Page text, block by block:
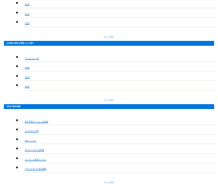
1LDK
2LDK
3LDK
もっと見る
伏見駅の物件を間取りから探す
ワンルーム・1K
1LDK
2LDK
3LDK
もっと見る
周辺の物件情報
第３宮地マンション記念橋
ユーステージ栄
Ｍｅｌｌｏｎ
サーティスリー上前津
プレサンス新栄デコール
プラウドタワー名古屋錦
もっと見る